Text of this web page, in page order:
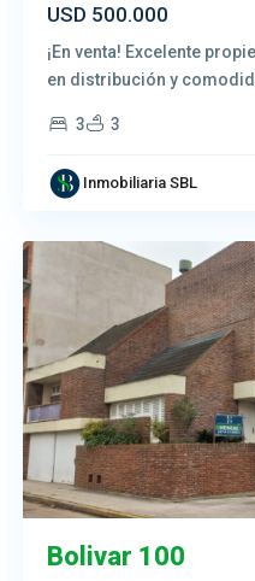
USD 500.000
¡En venta! Excelente
en distribución y
3 3
Inmobiliaria SBL
Bolivar 100